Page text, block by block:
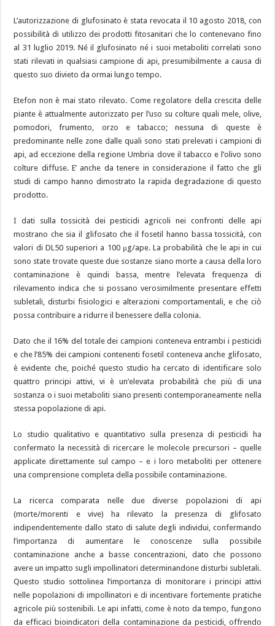
L’autorizzazione di glufosinato è stata revocata il 10 agosto 2018, con
possibilità di utilizzo dei prodotti fitosanitari che lo contenevano fino
al 31 luglio 2019. Né il glufosinato né i suoi metaboliti correlati sono
stati rilevati in qualsiasi campione di api, presumibilmente a causa di
questo suo divieto da ormai lungo tempo.
Etefon non è mai stato rilevato. Come regolatore della crescita delle
piante è attualmente autorizzato per l’uso su colture quali mele, olive,
pomodori, frumento, orzo e tabacco; nessuna di queste è
predominante nelle zone dalle quali sono stati prelevati i campioni di
api, ad eccezione della regione Umbria dove il tabacco e l’olivo sono
colture diffuse. E’ anche da tenere in considerazione il fatto che gli
studi di campo hanno dimostrato la rapida degradazione di questo
prodotto.
I dati sulla tossicità dei pesticidi agricoli nei confronti delle api
mostrano che sia il glifosato che il fosetil hanno bassa tossicità, con
valori di DL50 superiori a 100 μg/ape. La probabilità che le api in cui
sono state trovate queste due sostanze siano morte a causa della loro
contaminazione è quindi bassa, mentre l’elevata frequenza di
rilevamento indica che si possano verosimilmente presentare effetti
subletali, disturbi fisiologici e alterazioni comportamentali, e che ciò
possa contribuire a ridurre il benessere della colonia.
Dato che il 16% del totale dei campioni conteneva entrambi i pesticidi
e che l’85% dei campioni contenenti fosetil conteneva anche glifosato,
è evidente che, poiché questo studio ha cercato di identificare solo
quattro principi attivi, vi è un’elevata probabilità che più di una
sostanza o i suoi metaboliti siano presenti contemporaneamente nella
stessa popolazione di api.
Lo studio qualitativo e quantitativo sulla presenza di pesticidi ha
confermato la necessità di ricercare le molecole precursori – quelle
applicate direttamente sul campo – e i loro metaboliti per ottenere
una comprensione completa della possibile contaminazione.
La ricerca comparata nelle due diverse popolazioni di api
(morte/morenti e vive) ha rilevato la presenza di glifosato
indipendentemente dallo stato di salute degli individui, confermando
l’importanza di aumentare le conoscenze sulla possibile
contaminazione anche a basse concentrazioni, dato che possono
avere un impatto sugli impollinatori determinandone disturbi subletali.
Questo studio sottolinea l’importanza di monitorare i principi attivi
nelle popolazioni di impollinatori e di incentivare fortemente pratiche
agricole più sostenibili. Le api infatti, come è noto da tempo, fungono
da efficaci bioindicatori della contaminazione da pesticidi, offrendo